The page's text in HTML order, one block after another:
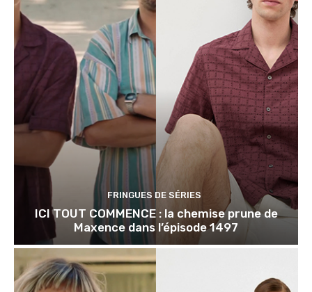
FRINGUES DE SÉRIES
ICI TOUT COMMENCE : la chemise prune de
Maxence dans l’épisode 1497